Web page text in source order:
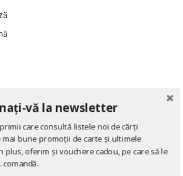
vă la newsletter
care consultă listele noi de cărți
mai bune promoții de carte și ultimele
plus, oferim și vouchere cadou, pe care să le
comandă.